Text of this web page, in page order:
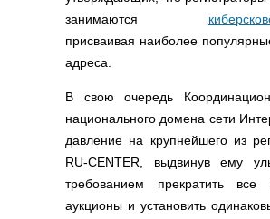
занимаются
присваивая наиболее
адреса.
В свою очередь
национального домена сети
давление на крупнейшего из
RU-CENTER, выдвинув ему
требованием прекратить все
аукционы и установить